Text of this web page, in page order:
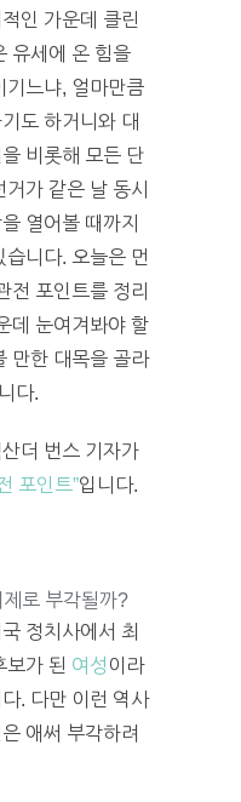
인 가운데 클린
유세에 온 힘을
기느냐, 얼마만큼
도 하거니와 대
비롯해 모든 단
가 같은 날 동시
열어볼 때까지
니다. 오늘은 먼
전 포인트를 정리
데 눈여겨봐야 할
만한 대목을 골라
다.
더 번스 기자가
포인트”입니다.
로 부각될까?
정치사에서 최
보가 된 여성 이라
. 다만 이런 역사
은 애써 부각하려